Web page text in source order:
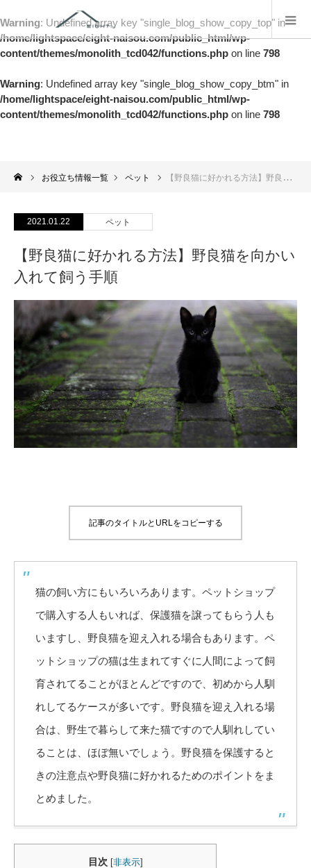
Warning: Undefined array key "single_blog_show_copy_top" in
/home/lightspace/eight-naisou.com/public_html/wp-
content/themes/monolith_tcd042/functions.php on line 798
Warning: Undefined array key "single_blog_show_copy_btm" in
/home/lightspace/eight-naisou.com/public_html/wp-
content/themes/monolith_tcd042/functions.php on line 798
お役立ち情報一覧 ペット 【野良猫に好かれる方法】野良猫を向かい入れて飼う手順
2021.01.22 ペット
【野良猫に好かれる方法】野良猫を向かい
入れて飼う手順
記事のタイトルとURLをコピーする
猫の飼い方にもいろいろあります。ペットショップ
で購入する人もいれば、保護猫を譲ってもらう人も
いますし、野良猫を迎え入れる場合もあります。ペ
ットショップの猫は生まれてすぐに人間によって飼
育されてることがほとんどですので、初めから人馴
れしてるケースが多いです。野良猫を迎え入れる場
合は、野生で暮らして来た猫ですので人馴れしてい
ることは、ほぼ無いでしょう。野良猫を保護すると
きの注意点や野良猫に好かれるためのポイントをま
とめました。
目次 [非表示]